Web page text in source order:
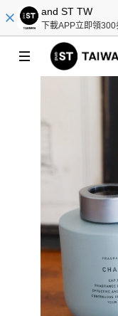
and ST TW
下載APP立即領300